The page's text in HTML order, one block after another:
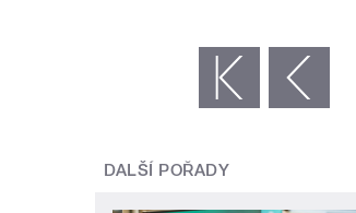
‹ předchozí
DALŠÍ POŘADY